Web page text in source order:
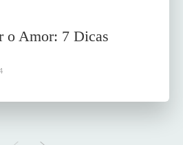
o Amor: 7 Dicas